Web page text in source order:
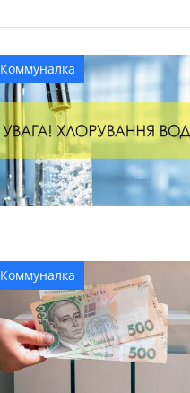
Коммуналка
Коммуналка